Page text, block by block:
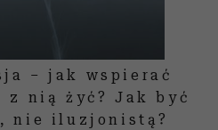
– jak wspierać
z nią żyć? Jak być
nie iluzjonistą?